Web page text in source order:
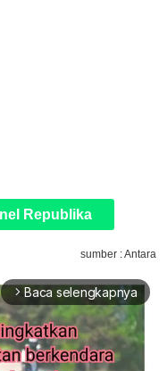
Republika
sumber : Antara
arrow_forward_ios Baca selengkapnya